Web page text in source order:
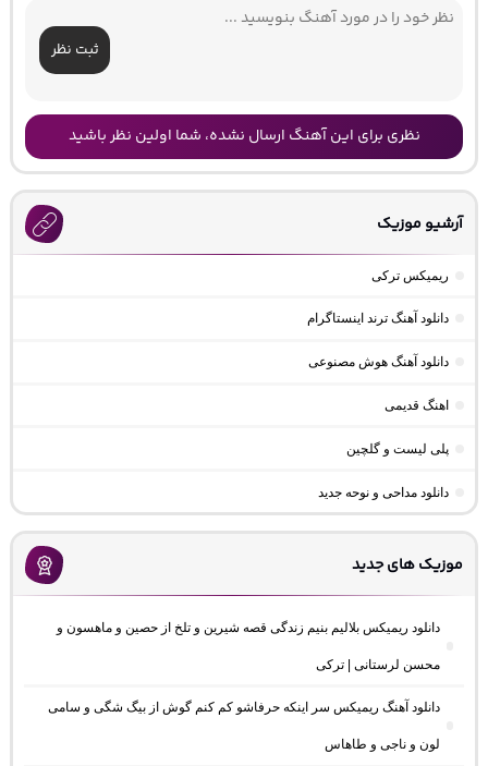
ثبت نظر
نظری برای این آهنگ ارسال نشده، شما اولین نظر باشید
آرشیو موزیک
ریمیکس ترکی
دانلود آهنگ ترند اینستاگرام
دانلود آهنگ هوش مصنوعی
اهنگ قدیمی
پلی لیست و گلچین
دانلود مداحی و نوحه جدید
موزیک های جدید
دانلود ریمیکس بلالیم بنیم زندگی قصه شیرین و تلخ از حصین و ماهسون و
محسن لرستانی | ترکی
دانلود آهنگ ریمیکس سر اینکه حرفاشو کم کنم گوش از بیگ شگی و سامی
لون و ناجی و طاهاس